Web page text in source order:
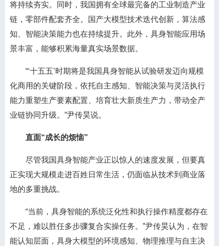
将持续夯实。同时，我国拥有全球最完备的工业制造产业
链，零部件配套齐全。国产大模型技术迭代创新，算法感
知、智能决策能力也在持续提升。此外，具身智能应用场
景丰富，能够积累海量真实场景数据。
“‘十五五’时期将是我国具身智能从试验研发迈向规模
化商用的关键阶段，依托自主感知、智能决策与灵活执行
能力重塑生产要素配置、培育壮大新质生产力，带动全产
业链协同升级。”尹传昊说。
直面“成长的烦恼”
尽管我国具身智能产业正以惊人的速度发展，但要真
正实现大规模走进百姓日常生活，仍面临从技术到商业落
地的多重挑战。
“当前，具身智能的系统泛化性和执行操作精度都存在
不足，难以胜任多步骤复合实操任务。”尹传昊认为，在智
能认知层面，具身大模型的环境感知、物理推理与自主决